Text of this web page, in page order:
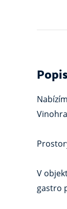
V
gastro